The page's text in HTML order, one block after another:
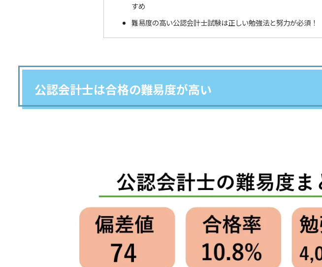
すめ
難易度の高い公認会計士試験は正しい勉強法と努力が必須！
公認会計士は合格の難易度が高い